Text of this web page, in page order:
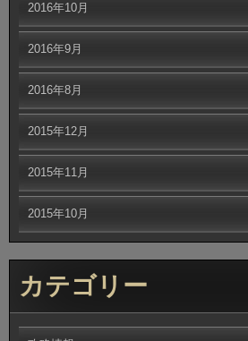
2016年10月
2016年9月
2016年8月
2015年12月
2015年11月
2015年10月
カテゴリー